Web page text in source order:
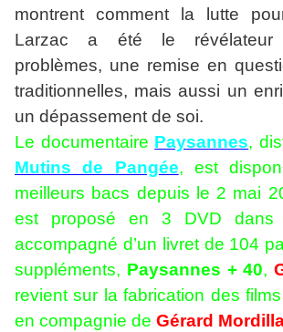
montrent comment la lutte
Larzac a été le révélateur
problèmes, une remise en
traditionnelles, mais aussi un
un dépassement de soi.
Le documentaire Paysannes,
Mutins de Pangée, est
meilleurs bacs depuis le 2 mai
est proposé en 3 DVD dans
accompagné d’un livret de 104
suppléments, Paysannes + 40,
revient sur la fabrication des
en compagnie de Gérard